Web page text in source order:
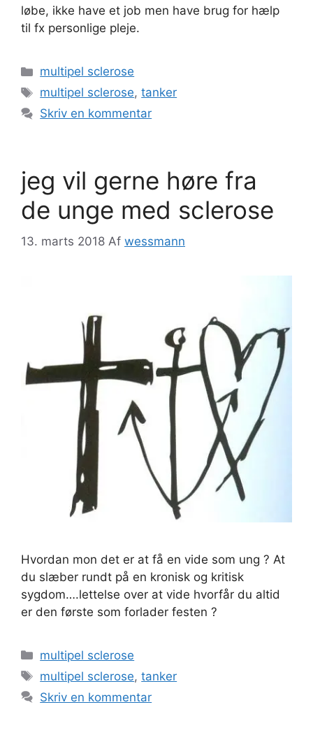
løbe, ikke have et job men have brug for hælp
til fx personlige pleje.
Kategorier
multipel sclerose
Tags
multipel sclerose,tanker
Skriv en kommentar
jeg vil gerne høre fra
de unge med sclerose
13. marts 2018 Af wessmann
Hvordan mon det er at få en vide som ung ? At
du slæber rundt på en kronisk og kritisk
sygdom….lettelse over at vide hvorfår du altid
er den første som forlader festen ?
Kategorier
multipel sclerose
Tags
multipel sclerose,tanker
Skriv en kommentar